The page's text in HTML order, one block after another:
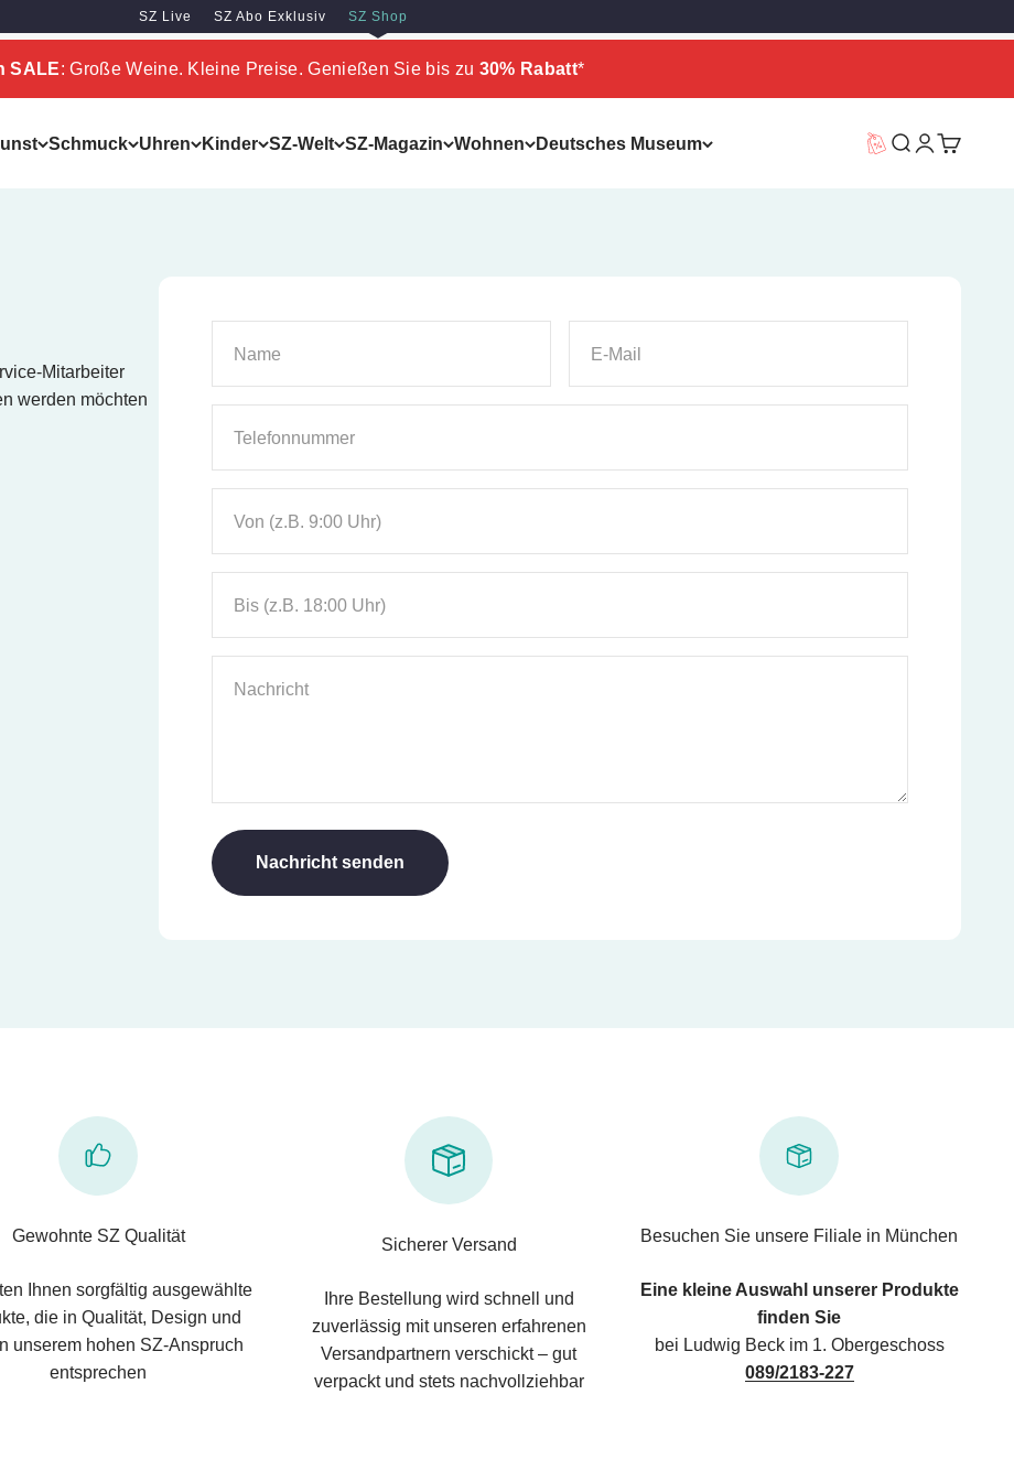
SZ Live SZ Abo Exklusiv SZ Shop
SALE: Große Weine. Kleine Preise. Genießen Sie bis zu 30% Rabatt*
Schmuck Uhren Kinder SZ-Welt SZ-Magazin Wohnen Deutsches Museum Vorteilswelt
Suche
Mitarbeiter
werden möchten
Name E-Mail
Telefonnummer
Von (z.B. 9:00 Uhr)
Bis (z.B. 18:00 Uhr)
Nachricht
Nachricht senden
Gewohnte SZ Qualität
Ihnen sorgfältig ausgewählte
die in Qualität, Design und
unserem hohen SZ-Anspruch
entsprechen
Sicherer Versand
Ihre Bestellung wird schnell und
zuverlässig mit unseren erfahrenen
Versandpartnern verschickt – gut
verpackt und stets nachvollziehbar
Besuchen Sie unsere Filiale in München
Eine kleine Auswahl unserer Produkte
finden Sie
bei Ludwig Beck im 1. Obergeschoss
089/2183-227